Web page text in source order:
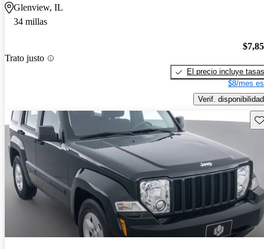
Glenview, IL
34 millas
Trato justo
El precio incluye tasas
$8/mes
Verif. disponibilidad